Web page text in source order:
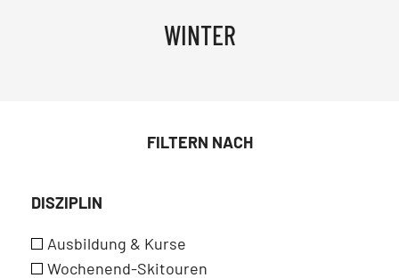
WINTER
FILTERN NACH
DISZIPLIN
Ausbildung & Kurse
Wochenend-Skitouren